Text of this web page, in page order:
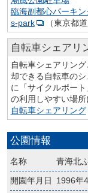
臨海副都心パーキ
s-park
（東京都
自転車シェアリ
自転車シェアリン
却できる自転車の
に「サイクルポー
の利用しやすい場所
自転車シェアリング
公園情報
名称
青海北
開園年月日
1996年